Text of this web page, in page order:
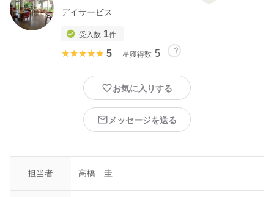
デイサービス
受入数 1件
★★★★★
★★★★★ 5 星獲得数 5
お気に入りする
メッセージを送る
担当者 高橋 圭